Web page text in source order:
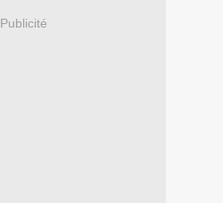
Publicité